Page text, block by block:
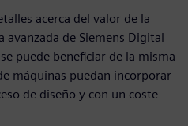
acerca del valor de la
avanzada de Siemens Digital
puede beneficiar de la misma
máquinas puedan incorporar
de diseño y con un coste